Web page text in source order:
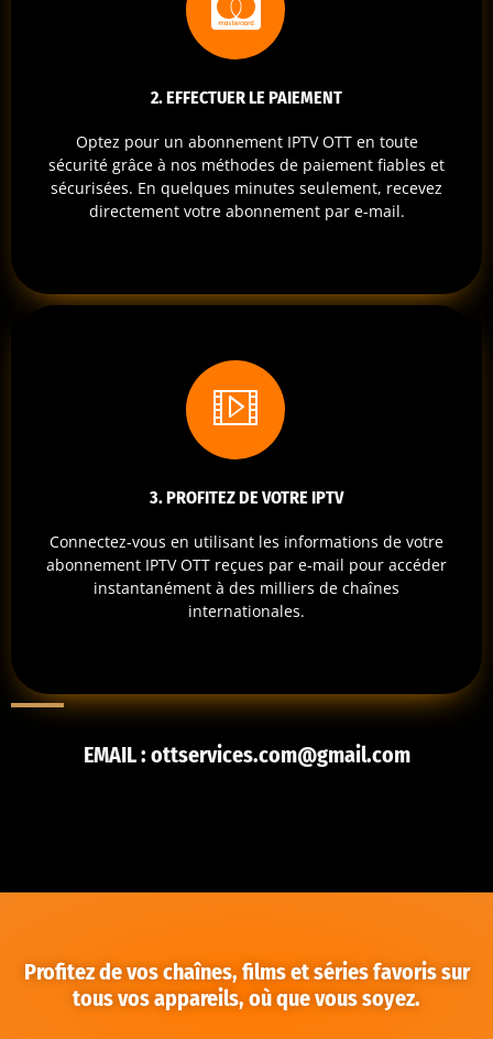
2. EFFECTUER LE PAIEMENT
Optez pour un abonnement IPTV OTT en toute
sécurité grâce à nos méthodes de paiement fiables et
sécurisées. En quelques minutes seulement, recevez
directement votre abonnement par e-mail.
3. PROFITEZ DE VOTRE IPTV
Connectez-vous en utilisant les informations de votre
abonnement IPTV OTT reçues par e-mail pour accéder
instantanément à des milliers de chaînes
internationales.
EMAIL : ottservices.com@gmail.com
Profitez de vos chaînes, films et séries favoris sur
tous vos appareils, où que vous soyez.